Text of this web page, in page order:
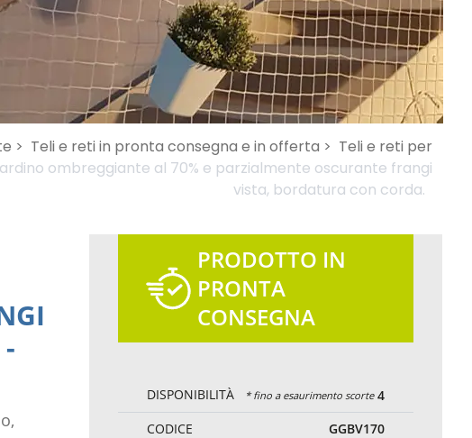
> Teli e reti in pronta consegna e in offerta > Teli e reti per
ombreggiante al 70% e parzialmente oscurante frangi
vista, bordatura con corda.
-
PRODOTTO IN
PRONTA
CONSEGNA
DISPONIBILITÀ * fino a esaurimento scorte 4
CODICE
GGBV170